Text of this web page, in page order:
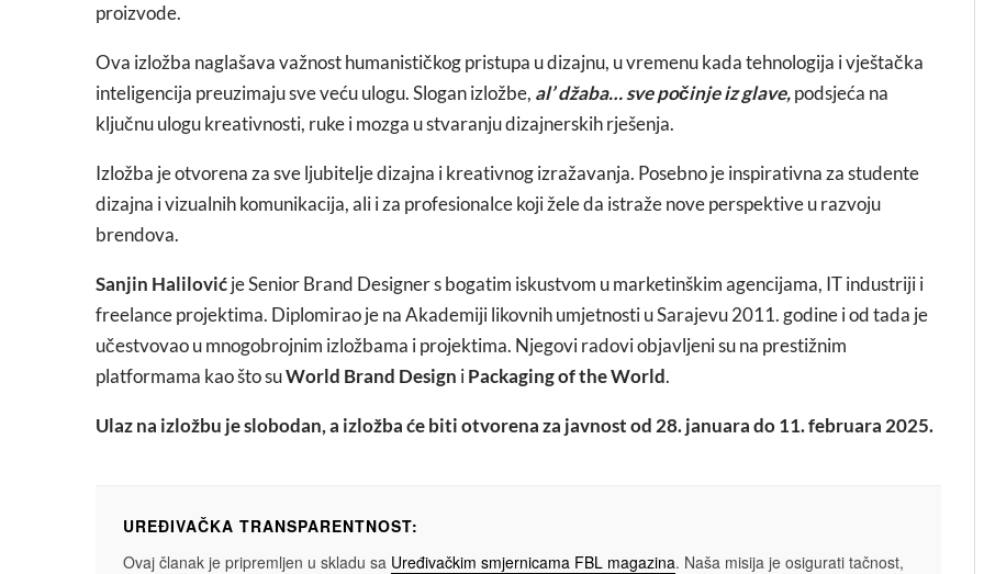
proizvode.
Ova izložba naglašava važnost humanističkog pristupa u dizajnu, u vremenu kada tehnologija i vještačka
inteligencija preuzimaju sve veću ulogu. Slogan izložbe, al’ džaba… sve počinje iz glave,podsjeća na
ključnu ulogu kreativnosti, ruke i mozga u stvaranju dizajnerskih rješenja.
Izložba je otvorena za sve ljubitelje dizajna i kreativnog izražavanja. Posebno je inspirativna za studente
dizajna i vizualnih komunikacija, ali i za profesionalce koji žele da istraže nove perspektive u razvoju
brendova.
Sanjin Halilovićje Senior Brand Designer s bogatim iskustvom u marketinškim agencijama, IT industriji i
freelance projektima. Diplomirao je na Akademiji likovnih umjetnosti u Sarajevu 2011. godine i od tada je
učestvovao u mnogobrojnim izložbama i projektima. Njegovi radovi objavljeni su na prestižnim
platformama kao što suWorld Brand Design iPackaging of the World.
Ulaz na izložbu je slobodan, a izložba će biti otvorena za javnost od 28. januara do 11. februara 2025.
UREĐIVAČKA TRANSPARENTNOST:
Ovaj članak je pripremljen u skladu sa Uređivačkim smjernicama FBL magazina. Naša misija je osigurati tačnost,